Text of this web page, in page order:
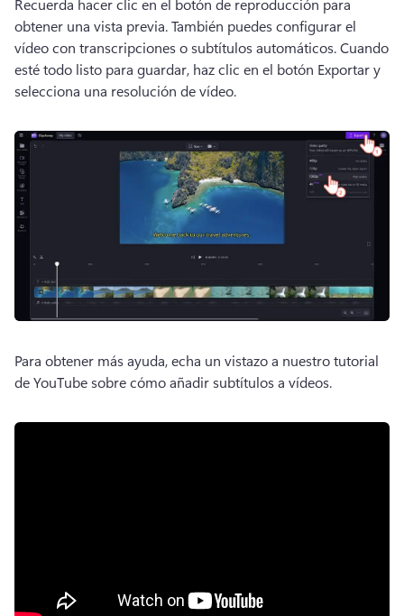
obtener una vista previa. También puedes configurar el
vídeo con transcripciones o subtítulos automáticos. Cuando
esté todo listo para guardar, haz clic en el botón Exportar y
selecciona una resolución de vídeo.
Para obtener más ayuda, echa un vistazo a nuestro tutorial
de YouTube sobre cómo añadir subtítulos a vídeos.